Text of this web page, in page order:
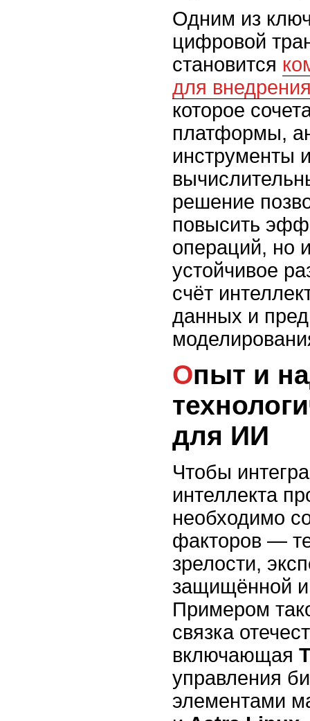
Одним из
цифровой
становится
для
которое
платформы,
инструменты
решение
повысить
операций, но
устойчивое
счёт
данных и
Опыт и надёжность:
для ИИ
Чтобы
интеллекта
необходимо
факторов —
зрелости,
защищённой
Примером
связка
включающая
управления
элементами